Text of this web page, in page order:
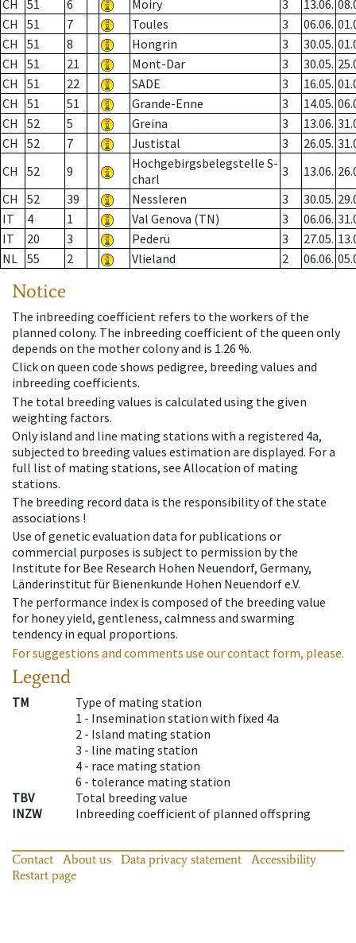
CH 51 6 Moiry 3 13.06.
CH
51 7 Toules 3 06.06.
CH
51 8 Hongrin 3 30.05.
CH
51 21 Mont-Dar 3 30.05.
CH
51 22 SADE 3 16.05.
CH
51 51 Grande-Enne 3 14.05.
CH
52 5 Greina 3 13.06.
CH
52 7 Justistal 3 26.05.
CH
52 9
Hochgebirgsbelegstelle S-
charl
3 13.06.
CH
52 39 Nessleren 3 30.05.
IT
4 1 Val Genova (TN) 3 06.06.
IT
20 3 Pederü 3 27.05.
NL 55 2 Vlieland 2 06.06.
Notice
The inbreeding coefficient refers to the workers of the
planned colony. The inbreeding coefficient of the queen only
depends on the mother colony and is 1.26 %.
Click on queen code shows pedigree, breeding values and
inbreeding coefficients.
The total breeding values is calculated using the given
weighting factors.
Only island and line mating stations with a registered 4a,
subjected to breeding values estimation are displayed. For a
full list of mating stations, see Allocation of mating
stations.
The breeding record data is the responsibility of the state
associations !
Use of genetic evaluation data for publications or
commercial purposes is subject to permission by the
Institute for Bee Research Hohen Neuendorf, Germany,
Länderinstitut für Bienenkunde Hohen Neuendorf e.V.
The performance index is composed of the breeding value
for honey yield, gentleness, calmness and swarming
tendency in equal proportions.
For suggestions and comments use our contact form, please.
Legend
TM
Type of mating station
1 - Insemination station with fixed 4a
2 - Island mating station
3 - line mating station
4 - race mating station
6 - tolerance mating station
TBV
Total breeding value
INZW
Inbreeding coefficient of planned offspring
Contact About us Data privacy statement
Accessibility
Restart page